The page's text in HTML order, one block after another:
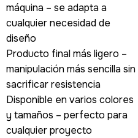
máquina – se adapta a
cualquier necesidad de
diseño
Producto final más ligero –
manipulación más sencilla sin
sacrificar resistencia
Disponible en varios colores
y tamaños – perfecto para
cualquier proyecto